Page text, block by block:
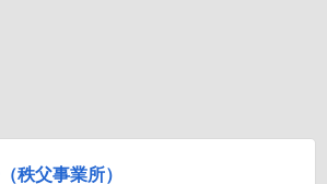
秩父事業所）